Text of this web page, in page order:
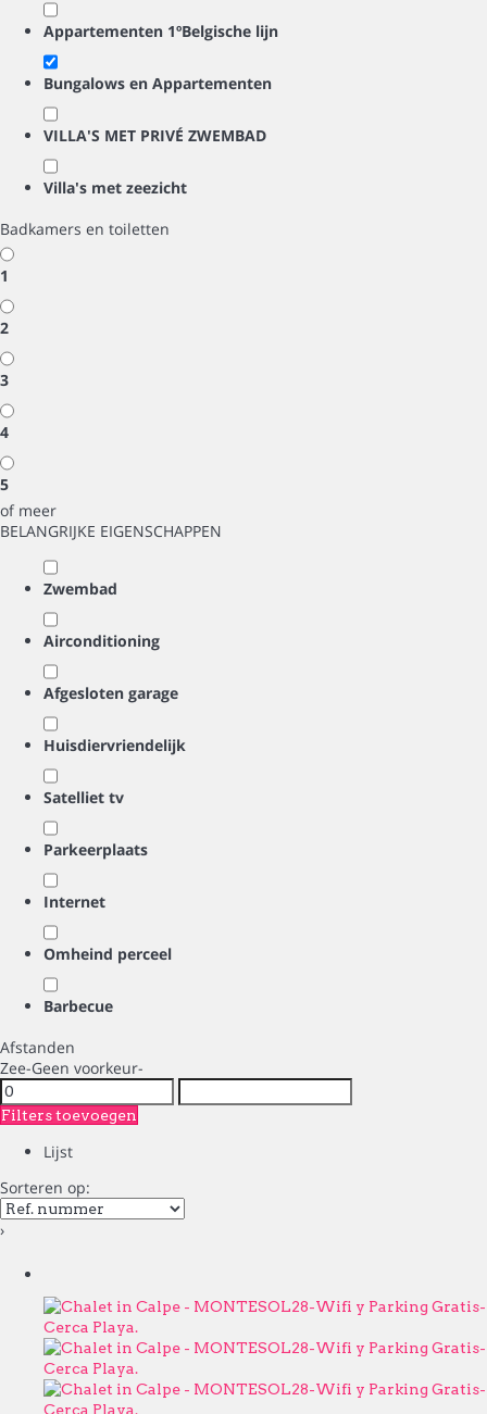
Appartementen 1ºBelgische lijn
Bungalows en Appartementen
VILLA'S MET PRIVÉ ZWEMBAD
Villa's met zeezicht
Badkamers en toiletten
1
2
3
4
5
of meer
BELANGRIJKE EIGENSCHAPPEN
Zwembad
Airconditioning
Afgesloten garage
Huisdiervriendelijk
Satelliet tv
Parkeerplaats
Internet
Omheind perceel
Barbecue
Afstanden
Zee-Geen voorkeur-
Filters toevoegen
Lijst
Sorteren op:
›